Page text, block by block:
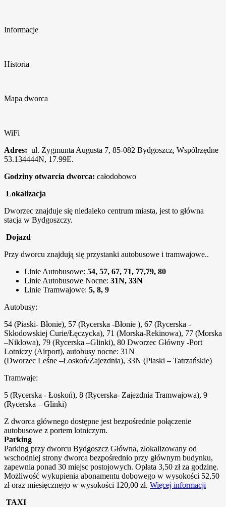
Informacje
Historia
Mapa dworca
WiFi
Adres: ul. Zygmunta Augusta 7, 85-082 Bydgoszcz, Współrzędne
53.134444N, 17.99E.
Godziny otwarcia dworca: całodobowo
Lokalizacja
Dworzec znajduje się niedaleko centrum miasta, jest to główna
stacja w Bydgoszczy.
Dojazd
Przy dworcu znajdują się przystanki autobusowe i tramwajowe..
Linie Autobusowe: 54, 57, 67, 71, 77,79, 80
Linie Autobusowe Nocne: 31N, 33N
Linie Tramwajowe: 5, 8, 9
Autobusy:
54 (Piaski- Błonie), 57 (Rycerska -Błonie ), 67 (Rycerska -
Skłodowskiej Curie/Łęczycka), 71 (Morska-Rekinowa), 77 (Morska
–Niklowa), 79 (Rycerska –Glinki), 80 Dworzec Główny -Port
Lotniczy (Airport), autobusy nocne: 31N
(Dworzec Leśne –Łoskoń/Zajezdnia), 33N (Piaski – Tatrzańskie)
Tramwaje:
5 (Rycerska - Łoskoń), 8 (Rycerska- Zajezdnia Tramwajowa), 9
(Rycerska – Glinki)
Z dworca głównego dostępne jest bezpośrednie połączenie
autobusowe z portem lotniczym.
Parking
Parking przy dworcu Bydgoszcz Główna, zlokalizowany od
wschodniej strony dworca bezpośrednio przy głównym budynku,
zapewnia ponad 30 miejsc postojowych. Opłata 3,50 zł za godzinę.
Możliwość wykupienia abonamentu dobowego w wysokości 52,50
zł oraz miesięcznego w wysokości 120,00 zł. Więcej informacji
TAXI